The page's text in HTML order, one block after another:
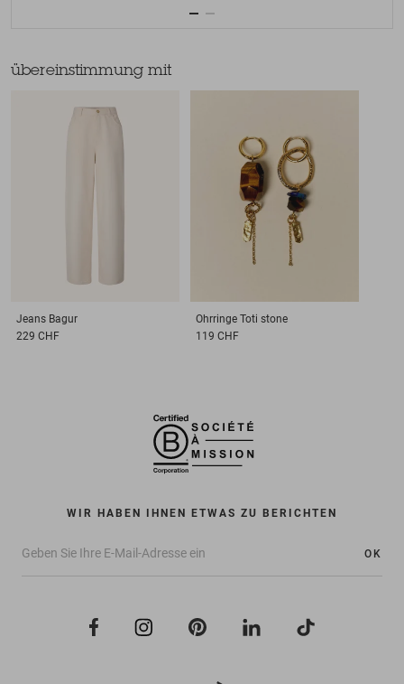
übereinstimmung mit
Jeans Bagur
229 CHF
Ohrringe Toti stone
119 CHF
WIR HABEN IHNEN ETWAS ZU BERICHTEN
OK